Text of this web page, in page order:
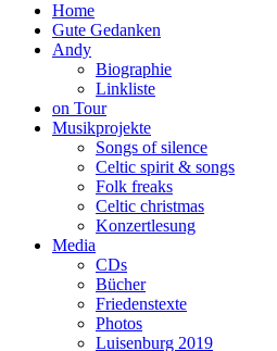
Home
Gute Gedanken
Andy
Biographie
Linkliste
on Tour
Musikprojekte
Songs of silence
Celtic spirit & songs
Folk freaks
Celtic christmas
Konzertlesung
Media
CDs
Bücher
Friedenstexte
Photos
Luisenburg 2019